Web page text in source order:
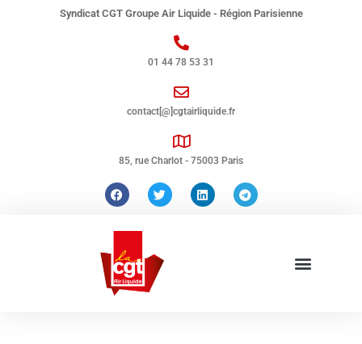
Syndicat CGT Groupe Air Liquide - Région Parisienne
01 44 78 53 31
contact[@]cgtairliquide.fr
85, rue Charlot - 75003 Paris